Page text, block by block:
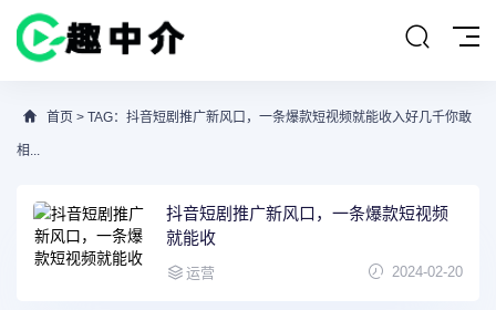
首页 > TAG：抖音短剧推广新风口，一条爆款短视频就能收入好几千你敢
相...
抖音短剧推广新风口，一条爆款短视频
就能收
运营 2024-02-20